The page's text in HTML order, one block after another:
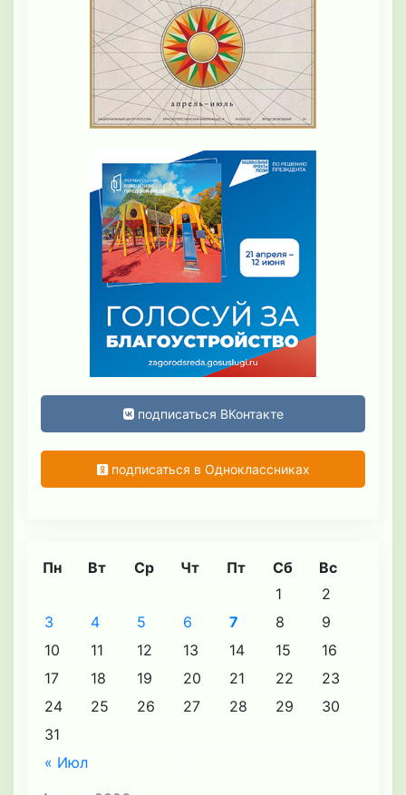
подписаться ВКонтакте
подписаться в Одноклассниках
Пн Вт Ср Чт Пт Сб Вс
« Июл
1
2
3
4 5 6 7 8
9
10
11 12 13 14 15
16
17
18 19 20 21 22
23
24
25 26 27 28 29
30
31